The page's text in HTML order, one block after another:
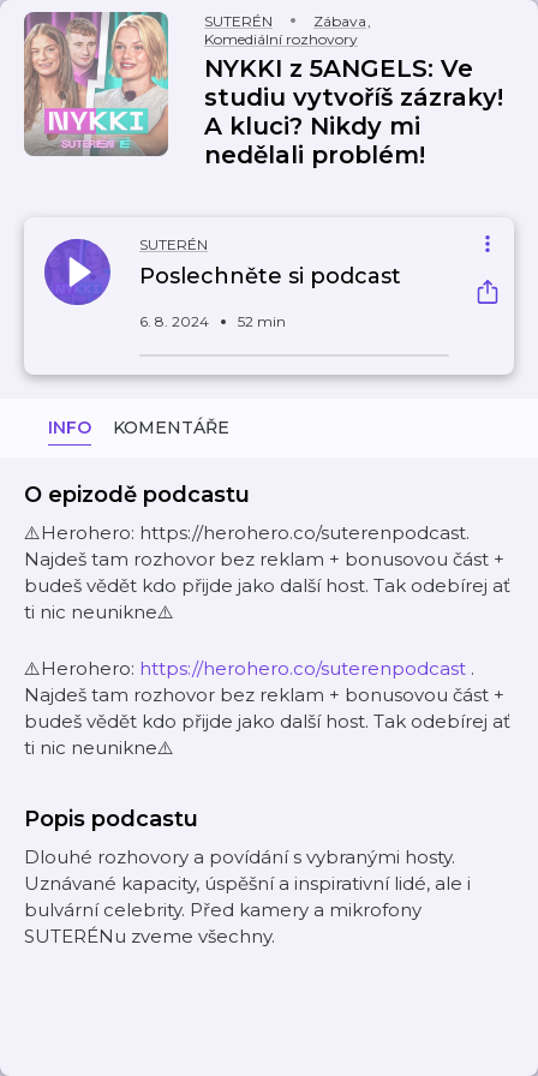
SUTERÉN Zábava,
Komediální rozhovory
NYKKI z 5ANGELS: Ve
studiu vytvoříš zázraky!
A kluci? Nikdy mi
nedělali problém!
SUTERÉN
Poslechněte si podcast
6. 8. 2024 52 min
INFO KOMENTÁŘE
O epizodě podcastu
⚠️Herohero: https://herohero.co/suterenpodcast.
Najdeš tam rozhovor bez reklam + bonusovou část +
budeš vědět kdo přijde jako další host. Tak odebírej ať
ti nic neunikne⚠️
⚠️Herohero: https://herohero.co/suterenpodcast .
Najdeš tam rozhovor bez reklam + bonusovou část +
budeš vědět kdo přijde jako další host. Tak odebírej ať
ti nic neunikne⚠️
Popis podcastu
Dlouhé rozhovory a povídání s vybranými hosty.
Uznávané kapacity, úspěšní a inspirativní lidé, ale i
bulvární celebrity. Před kamery a mikrofony
SUTERÉNu zveme všechny.